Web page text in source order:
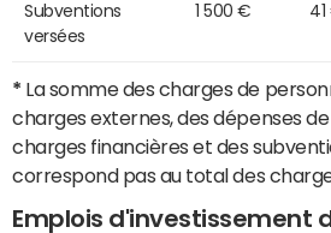
Subventions
versées
1 500 €
* La somme des charges de
charges externes, des dépenses
charges financières et des
correspond pas au total des
Emplois d'investissement